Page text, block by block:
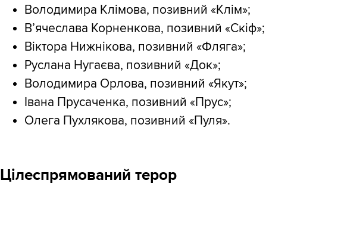
Володимира Клімова, позивний «Клім»;
В’ячеслава Корненкова, позивний «Скіф»;
Віктора Нижнікова, позивний «Фляга»;
Руслана Нугаєва, позивний «Док»;
Володимира Орлова, позивний «Якут»;
⁠Івана Прусаченка, позивний «Прус»;
Олега Пухлякова, позивний «Пуля».
Цілеспрямований терор